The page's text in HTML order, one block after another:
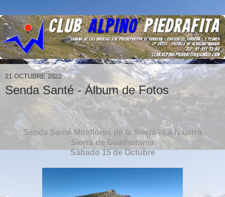
21 OCTUBRE 2022
Senda Santé - Álbum de Fotos
Senda Santé Miraflores de la Sierra - La Najarra
Sierra de Guadarrama
Sábado 15 de Octubre